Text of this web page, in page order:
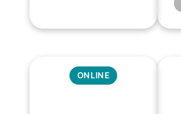
ONLINE